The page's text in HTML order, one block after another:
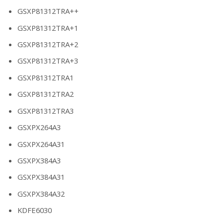
GSXP81312TRA++
GSXP81312TRA+1
GSXP81312TRA+2
GSXP81312TRA+3
GSXP81312TRA1
GSXP81312TRA2
GSXP81312TRA3
GSXPX264A3
GSXPX264A31
GSXPX384A3
GSXPX384A31
GSXPX384A32
KDFE6030